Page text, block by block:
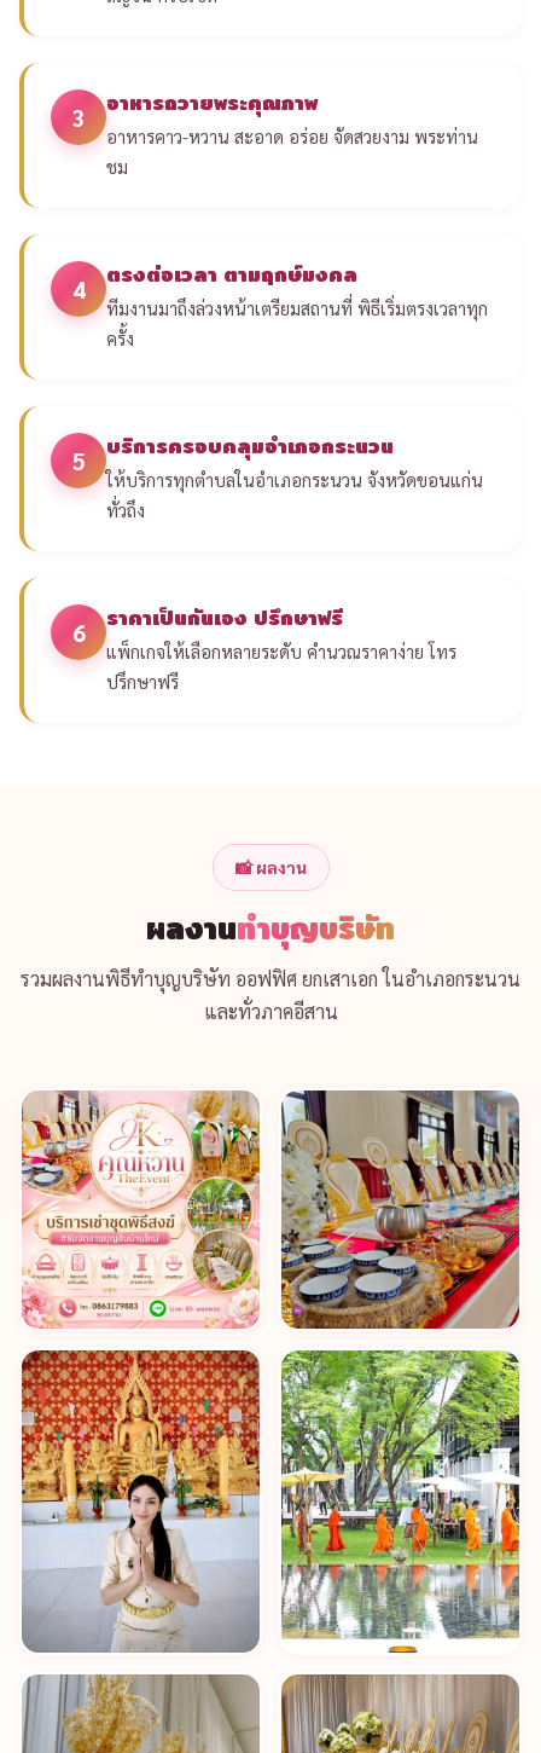
3 อาหารถวายพระคุณภาพ
อาหารคาว-หวาน สะอาด อร่อย จัดสวยงาม พระท่าน
ชม
4 ตรงต่อเวลา ตามฤกษ์มงคล
ทีมงานมาถึงล่วงหน้าเตรียมสถานที่ พิธีเริ่มตรงเวลาทุก
ครั้ง
5 บริการครอบคลุมอำเภอกระนวน
ให้บริการทุกตำบลในอำเภอกระนวน จังหวัดขอนแก่น
ทั่วถึง
6 ราคาเป็นกันเอง ปรึกษาฟรี
แพ็กเกจให้เลือกหลายระดับ คำนวณราคาง่าย โทร
ปรึกษาฟรี
📸 ผลงาน
ผลงานทำบุญบริษัท
รวมผลงานพิธีทำบุญบริษัท ออฟฟิศ ยกเสาเอก ในอำเภอกระนวน
และทั่วภาคอีสาน